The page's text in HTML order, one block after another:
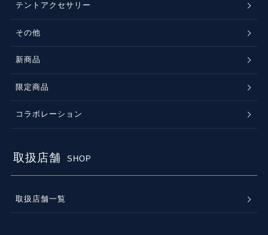
テントアクセサリー
その他
新商品
限定商品
コラボレーション
取扱店舗 SHOP
取扱店舗一覧